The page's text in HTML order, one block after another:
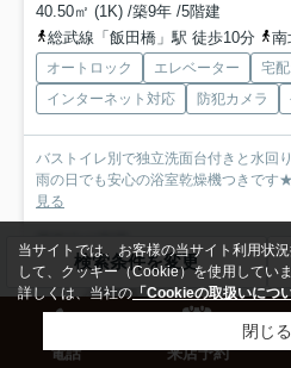
40.50㎡ (1K) /築9年 /5階建
総武線「飯田橋」駅 徒歩10分
南
オートロック エレベーター
宅
インターネット対応
防犯カメラ
バストイレ別で独立洗面台付きと水回
雨の日でも安心の浴室乾燥機つきです
見る
募集中の部屋
2階
18.8万円
2階 / 40.50㎡ / 1K
検索条件を変更
電話 来店予約
当サイトでは、お客様の当サイト利用状
して、クッキー（Cookie）を使用してい
詳しくは、当社の「Cookieの取扱いにつ
閉じる